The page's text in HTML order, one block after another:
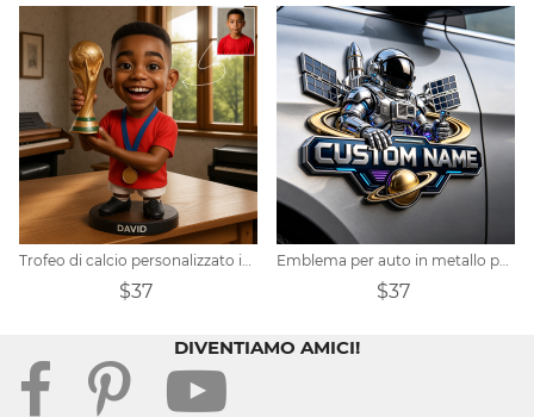
Trofeo di calcio personalizzato in stile cartone animato con ritratto in legno
$37
Emblema per auto in metallo personalizzato a tema astronauta mecha
$37
DIVENTIAMO AMICI!